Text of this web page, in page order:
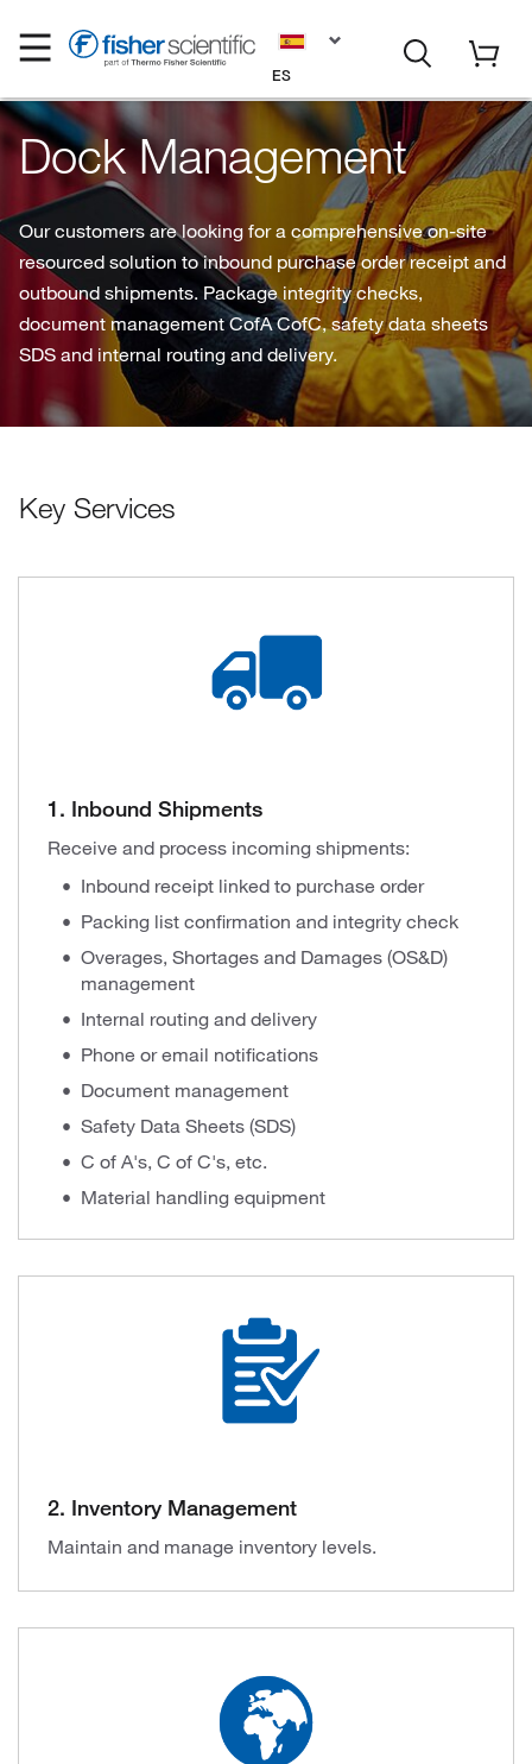
ES
Dock Management
Our customers are looking for a comprehensive on-site
resourced solution to inbound purchase order receipt and
outbound shipments. Package integrity checks,
document management CofA CofC, safety data sheets
SDS and internal routing and delivery.
Key Services
1. Inbound Shipments
Receive and process incoming shipments:
Inbound receipt linked to purchase order
Packing list confirmation and integrity check
Overages, Shortages and Damages (OS&D)
management
Internal routing and delivery
Phone or email notifications
Document management
Safety Data Sheets (SDS)
C of A's, C of C's, etc.
Material handling equipment
2. Inventory Management
Maintain and manage inventory levels.